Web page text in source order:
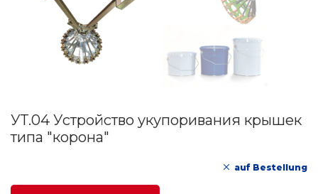
УТ.04 Устройство укупоривания крышек
типа "корона"
auf Bestellung